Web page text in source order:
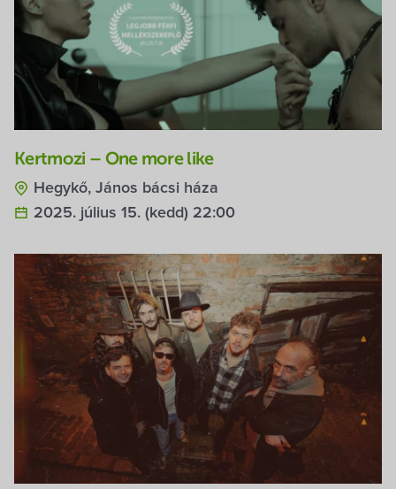
Kertmozi – One more like
Hegykő, János bácsi háza
2025. július 15. (kedd) 22:00